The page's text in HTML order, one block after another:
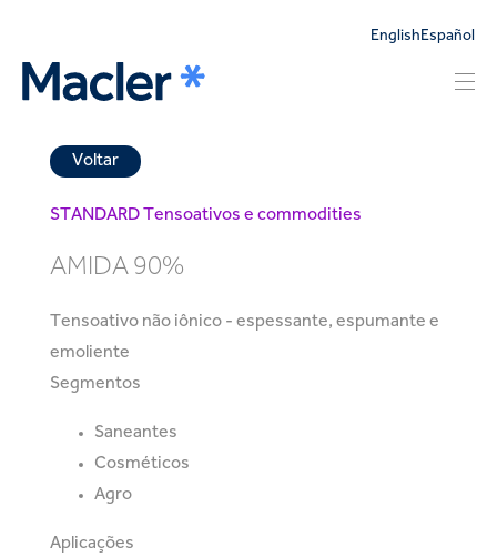
English Español
Voltar
STANDARD Tensoativos e commodities
AMIDA 90%
Tensoativo não iônico - espessante, espumante e
emoliente
Segmentos
Saneantes
Cosméticos
Agro
Aplicações